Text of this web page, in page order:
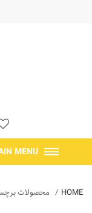
MENU
HOME محصولات